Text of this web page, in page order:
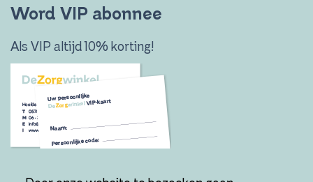
Word VIP abonnee
Als VIP altijd 10% korting!